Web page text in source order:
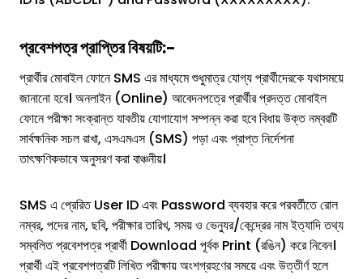
প্রবেশপত্র প্রাপ্তির বিষয়টি:-
প্রার্থীর মোবাইল ফোনে SMS এর মাধ্যমে শুধুমাত্র যোগ্য প্রার্থীদেরকে যথাসময়ে
জানানো হবে। অনলাইন (Online) আবেদনপত্রে প্রার্থীর প্রদত্ত মোবাইল
ফোনে পরীক্ষা সংক্রান্ত যাবতীয় যোগাযোগ সম্পন্ন করা হবে বিধায় উক্ত নম্বরটি
সার্বক্ষনিক সচল রাখা, এসএমএস (SMS) পড়া এবং প্রাপ্ত নির্দেশনা
তাৎক্ষণিকভাবে অনুসরণ করা বাঞ্চনীয়।
SMS এ প্রেরিত User ID এবং Password ব্যবহার করে পরবর্তীতে রোল
নম্বর, পদের নাম, ছবি, পরীক্ষার তারিখ, সময় ও ভেন্যুর/কেন্দ্রের নাম ইত্যাদি তথ্য
সম্বলিত প্রবেশপত্র প্রার্থী Download পূর্বক Print (রঙিন) করে নিবেন।
প্রার্থী এই প্রবেশপত্রটি লিখিত পরীক্ষায় অংশগ্রহণের সময়ে এবং উত্তীর্ণ হলে